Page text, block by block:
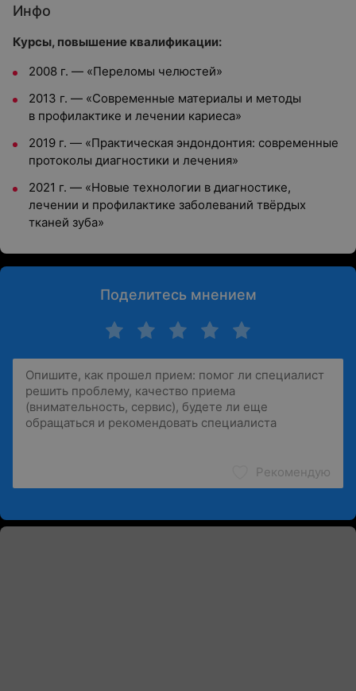
Инфо
Курсы, повышение квалификации:
2008 г. — «Переломы челюстей»
2013 г. — «Современные материалы и методы
в профилактике и лечении кариеса»
2019 г. — «Практическая эндондонтия: современные
протоколы диагностики и лечения»
2021 г. — «Новые технологии в диагностике,
лечении и профилактике заболеваний твёрдых
тканей зуба»
Поделитесь мнением
Рекомендую